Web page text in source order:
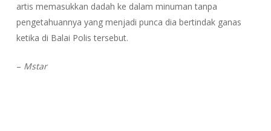
artis memasukkan dadah ke dalam minuman tanpa
pengetahuannya yang menjadi punca dia bertindak ganas
ketika di Balai Polis tersebut.
– Mstar